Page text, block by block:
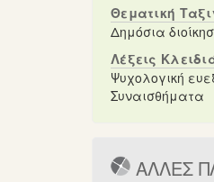
Θεματική
Δημόσια
Λέξεις
Ψυχολογική
Συναισθήματα
ΑΛΛΕΣ